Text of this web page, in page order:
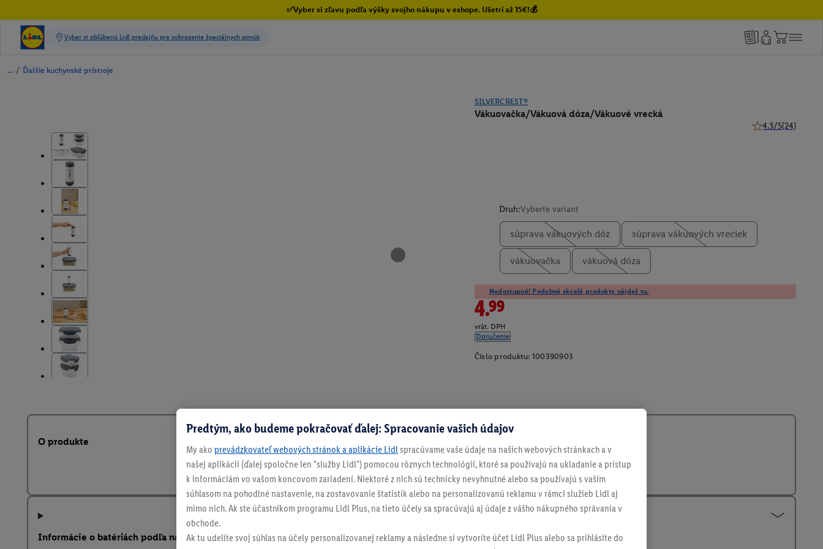
✅Vyber si zľavu podľa výšky svojho nákupu v eshope. Ušetri až 15€!💰
/ Ďalšie kuchynské prístroje
SILVERCREST®
Vákuovačka/Vákuová dóza/Vákuové vrecká
4.3/5(24)
Druh:Vyberte variant
súprava vákuových dóz súprava vákuových vreciek
vákuovačka vákuová dóza
Nedostupné! Podobné skvelé produkty nájdeš tu.
4.99
vrát. DPH
Doručenie
Číslo produktu: 100390903
O produkte
Informácie o batériách podľa nariadenia EÚ o batériách
Predtým, ako budeme pokračovať ďalej: Spracovanie vašich údajov
My ako prevádzkovateľ webových stránok a aplikácie Lidl spracúvame vaše údaje na našich webových stránkach a v
našej aplikácii (ďalej spoločne len "služby Lidl") pomocou rôznych technológií, ktoré sa používajú na ukladanie a prístup
k informáciám vo vašom koncovom zariadení. Niektoré z nich sú technicky nevyhnutné alebo sa používajú s vaším
súhlasom na pohodlné nastavenie, na zostavovanie štatistík alebo na personalizovanú reklamu v rámci služieb Lidl aj
mimo nich. Ak ste účastníkom programu Lidl Plus, na tieto účely sa spracúvajú aj údaje z vášho nákupného správania v
obchode.
Ak tu udelíte svoj súhlas na účely personalizovanej reklamy a následne si vytvoríte účet Lidl Plus alebo sa prihlásite do